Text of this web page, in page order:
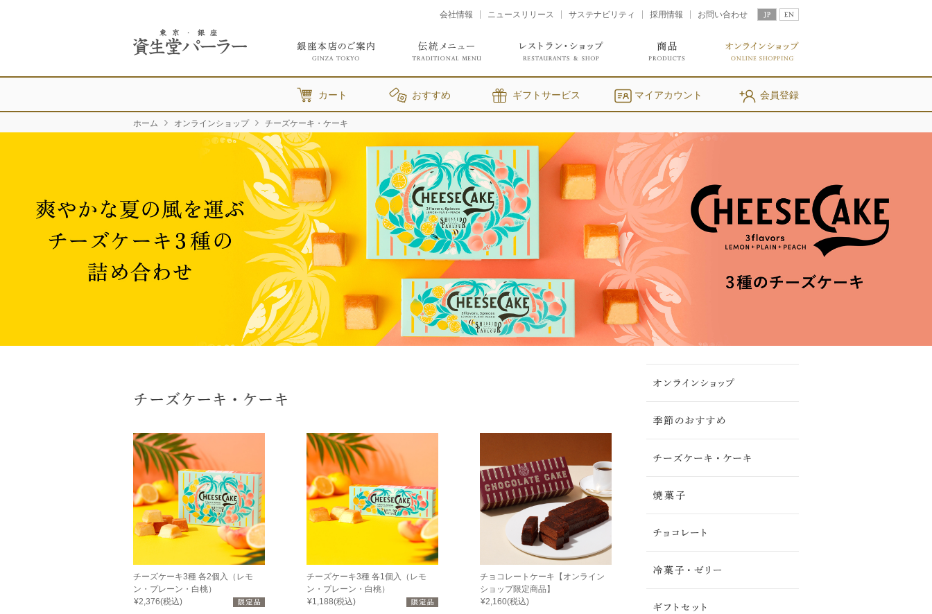
会社情報 ニュースリリース サステナビリティ 採用情報 お問い合わせ
カート おすすめ ギフトサービス マイアカウント 会員登録
ホーム オンラインショップ チーズケーキ・ケーキ
チーズケーキ3種 各2個入（レモ
ン・プレーン・白桃）
¥2,376(税込)
チーズケーキ3種 各1個入（レモ
ン・プレーン・白桃）
¥1,188(税込)
チョコレートケーキ【オンライン
ショップ限定商品】
¥2,160(税込)